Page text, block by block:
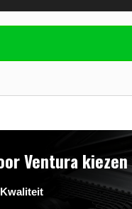
Ventura kiezen